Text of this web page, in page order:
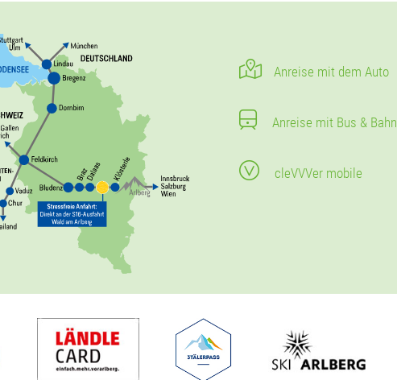
Anreise mit dem Auto
Anreise mit Bus & Bahn
cleVVVer mobile